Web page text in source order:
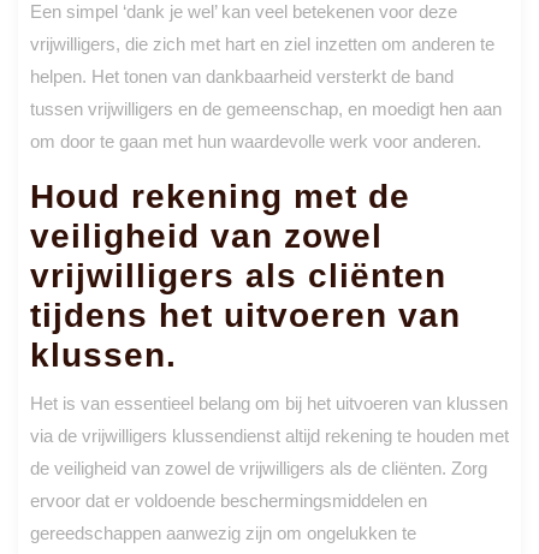
Een simpel ‘dank je wel’ kan veel betekenen voor deze
vrijwilligers, die zich met hart en ziel inzetten om anderen te
helpen. Het tonen van dankbaarheid versterkt de band
tussen vrijwilligers en de gemeenschap, en moedigt hen aan
om door te gaan met hun waardevolle werk voor anderen.
Houd rekening met de
veiligheid van zowel
vrijwilligers als cliënten
tijdens het uitvoeren van
klussen.
Het is van essentieel belang om bij het uitvoeren van klussen
via de vrijwilligers klussendienst altijd rekening te houden met
de veiligheid van zowel de vrijwilligers als de cliënten. Zorg
ervoor dat er voldoende beschermingsmiddelen en
gereedschappen aanwezig zijn om ongelukken te